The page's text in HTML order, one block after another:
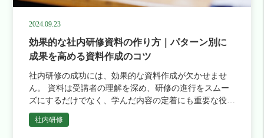
2024.09.23
効果的な社内研修資料の作り方｜パターン別に
成果を高める資料作成のコツ
社内研修の成功には、効果的な資料作成が欠かせませ
ん。 資料は受講者の理解を深め、研修の進行をスムー
ズにするだけでなく、学んだ内容の定着にも重要な役割
を果たします。 そこでこの記事では、社内研修資料の
役割や作成のコツ、シチ […]
社内研修